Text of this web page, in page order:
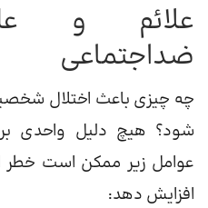
علائم و
ضداجتماعی
عوامل زیر ممکن است خطر
افزایش دهد: